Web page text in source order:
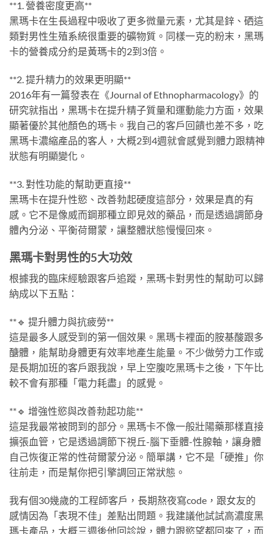
**1. 營養密度更高**
黑瑪卡在生長過程中吸收了更多微量元素，尤其是鋅、硒這
類對男性生殖系統很重要的礦物質。同樣一克的粉末，黑瑪
卡的營養成分約是黃瑪卡的2到3倍。
**2. 提升精力的效果更明顯**
2016年有一篇發表在《Journal of Ethnopharmacology》的
研究就指出，黑瑪卡在提升精子質量和運動能力方面，效果
顯著優於其他顏色的瑪卡。我自己的客戶回饋也差不多，吃
黑瑪卡濃縮產品的客人，大概2到4週就會感覺到體力跟精神
狀態有明顯變化。
**3. 對性功能的幫助更直接**
黑瑪卡在提升性慾、改善勃起硬度這部分，效果是真的有
感。它不是像威而鋼那種立即見效的藥品，而是透過調節身
體內分泌、平衡荷爾蒙，讓整體狀態慢慢回來。
黑瑪卡對男性的5大功效
根據我的臨床經驗跟客戶追蹤，黑瑪卡對男性的幫助可以歸
納成以下五點：
**🔹 提升體力與抗疲勞**
這是最多人感受到的第一個效果。黑瑪卡裡面的胺基酸跟多
醣體，能幫助身體更有效率地產生能量。不少做勞力工作或
是長期加班的客戶跟我說，早上空腹吃黑瑪卡之後，下午比
較不會有那種「電力耗盡」的感覺。
**🔹 增強性慾與改善勃起功能**
這是我最常被問到的部分。黑瑪卡不像一般壯陽藥那樣直接
擴張血管，它是透過調節下視丘-腦下垂體-性腺軸，讓身體
自己恢復正常的性荷爾蒙分泌。簡單講，它不是「硬推」你
往前走，而是幫你把引擎調回正常狀態。
我有個30幾歲的工程師客戶，長期熬夜寫code，跟女友的
感情因為「表現不佳」差點出問題。我建議他試試高濃度黑
瑪卡產品，大概三週後他回診說，體力跟慾望都回來了，而